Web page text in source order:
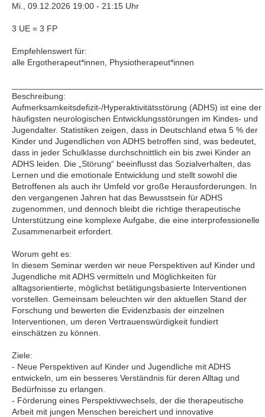
Mi., 09.12.2026 19:00 - 21:15 Uhr
3 UE = 3 FP
Empfehlenswert für:
alle Ergotherapeut*innen, Physiotherapeut*innen
Beschreibung:
Aufmerksamkeitsdefizit-/Hyperaktivitätsstörung (ADHS) ist eine der
häufigsten neurologischen Entwicklungsstörungen im Kindes- und
Jugendalter. Statistiken zeigen, dass in Deutschland etwa 5 % der
Kinder und Jugendlichen von ADHS betroffen sind, was bedeutet,
dass in jeder Schulklasse durchschnittlich ein bis zwei Kinder an
ADHS leiden. Die „Störung“ beeinflusst das Sozialverhalten, das
Lernen und die emotionale Entwicklung und stellt sowohl die
Betroffenen als auch ihr Umfeld vor große Herausforderungen. In
den vergangenen Jahren hat das Bewusstsein für ADHS
zugenommen, und dennoch bleibt die richtige therapeutische
Unterstützung eine komplexe Aufgabe, die eine interprofessionelle
Zusammenarbeit erfordert.
Worum geht es:
In diesem Seminar werden wir neue Perspektiven auf Kinder und
Jugendliche mit ADHS vermitteln und Möglichkeiten für
alltagsorientierte, möglichst betätigungsbasierte Interventionen
vorstellen. Gemeinsam beleuchten wir den aktuellen Stand der
Forschung und bewerten die Evidenzbasis der einzelnen
Interventionen, um deren Vertrauenswürdigkeit fundiert
einschätzen zu können.
Ziele:
- Neue Perspektiven auf Kinder und Jugendliche mit ADHS
entwickeln, um ein besseres Verständnis für deren Alltag und
Bedürfnisse zu erlangen.
- Förderung eines Perspektivwechsels, der die therapeutische
Arbeit mit jungen Menschen bereichert und innovative